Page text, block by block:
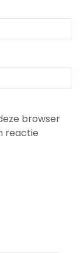
browser
reactie